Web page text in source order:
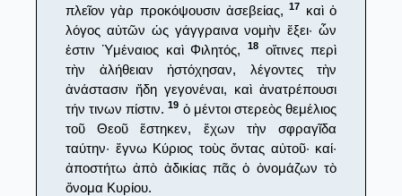
πλεῖον γὰρ προκόψουσιν ἀσεβείας,17
καὶ ὁ
λόγος αὐτῶν ὡς γάγγραινα νομὴν ἕξει· ὧν
ἐστιν Ὑμέναιος καὶ Φιλητός,18
οἵτινες περὶ
τὴν ἀλήθειαν ἠστόχησαν, λέγοντες τὴν
ἀνάστασιν ἤδη γεγονέναι, καὶ ἀνατρέπουσι
τήν τινων πίστιν.19 ὁ μέντοι στερεὸς θεμέλιος
τοῦ Θεοῦ ἕστηκεν, ἔχων τὴν σφραγῖδα
ταύτην· ἔγνω Κύριος τοὺς ὄντας αὐτοῦ· καί·
ἀποστήτω ἀπὸ ἀδικίας πᾶς ὁ ὀνομάζων τὸ
ὄνομα Κυρίου.